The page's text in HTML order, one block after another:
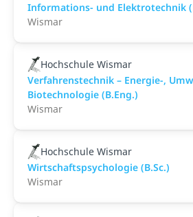
Informations- und Elektrotechnik
Wismar
Hochschule Wismar
Verfahrenstechnik – Energie-,
Biotechnologie (B.Eng.)
Wismar
Hochschule Wismar
Wirtschaftspsychologie (B.Sc.)
Wismar